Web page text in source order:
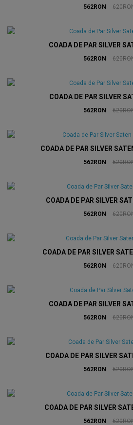
562RON
COADA DE PAR SILVER
562RON
COADA DE PAR SILVER
562RON
COADA DE PAR SILVER
562RON
COADA DE PAR SILVER
562RON
COADA DE PAR SILVER
562RON
COADA DE PAR SILVER
562RON
COADA DE PAR SILVER
562RON
COADA DE PAR SILVER
562RON